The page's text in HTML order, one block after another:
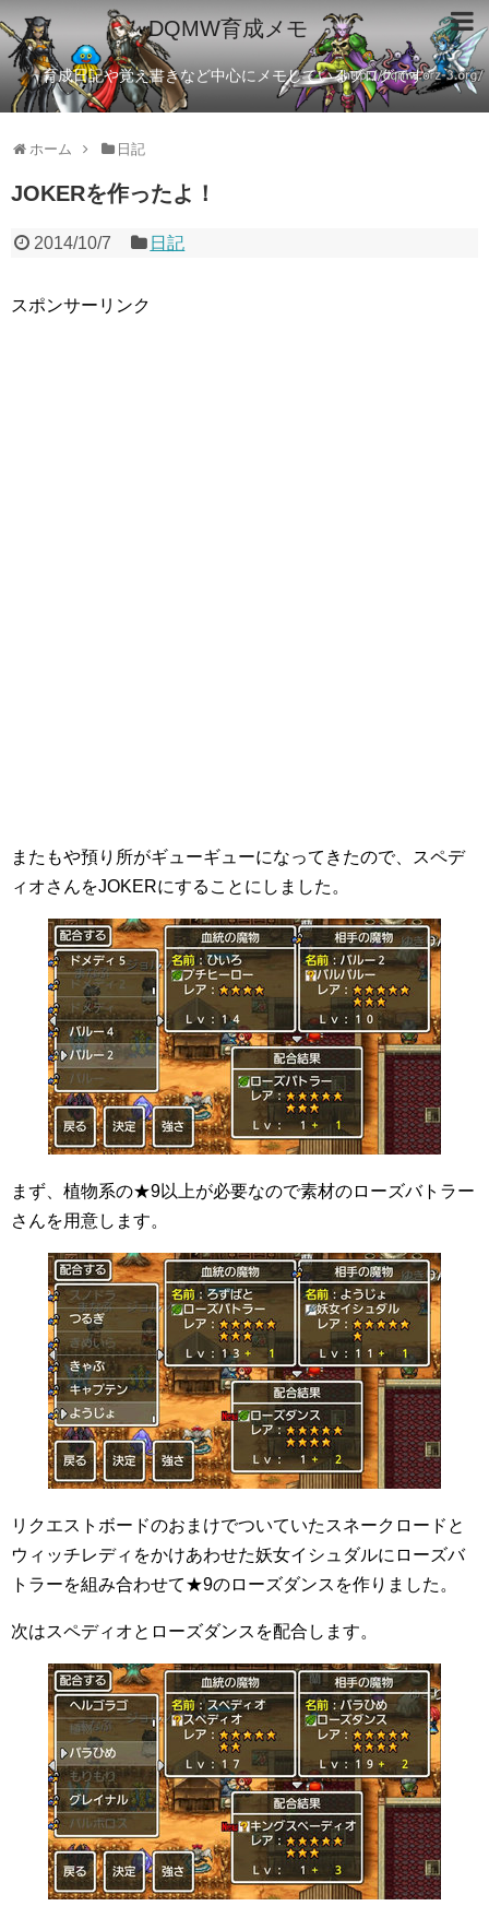
DQMW育成メモ
育成日記や覚え書きなど中心にメモしているブログです
ホーム 日記
JOKERを作ったよ！
2014/10/7 日記
スポンサーリンク
またもや預り所がギューギューになってきたので、スペデ
ィオさんをJOKERにすることにしました。
まず、植物系の★9以上が必要なので素材のローズバトラー
さんを用意します。
リクエストボードのおまけでついていたスネークロードと
ウィッチレディをかけあわせた妖女イシュダルにローズバ
トラーを組み合わせて★9のローズダンスを作りました。
次はスペディオとローズダンスを配合します。